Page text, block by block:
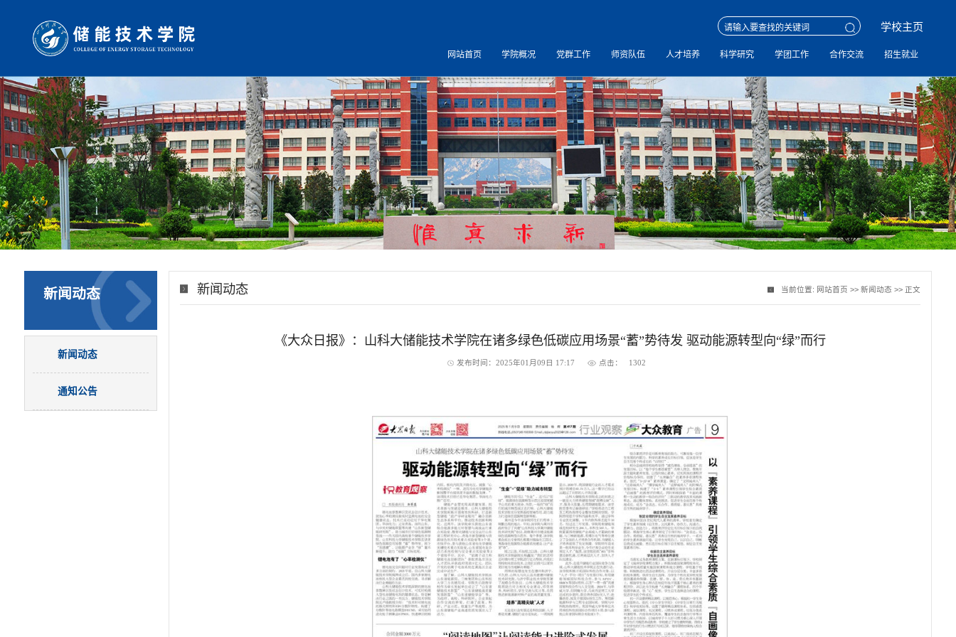
学校主页
网站首页 学院概况 党群工作 师资队伍 人才培养 科学研究 学团工作 合作交流 招生就业
新闻动态
新闻动态
通知公告
新闻动态 当前位置: 网站首页 >>新闻动态 >> 正文
《大众日报》：山科大储能技术学院在诸多绿色低碳应用场景“蓄”势待发 驱动能源转型向“绿”而行
发布时间：2025年01月09日 17:17 点击： 1302